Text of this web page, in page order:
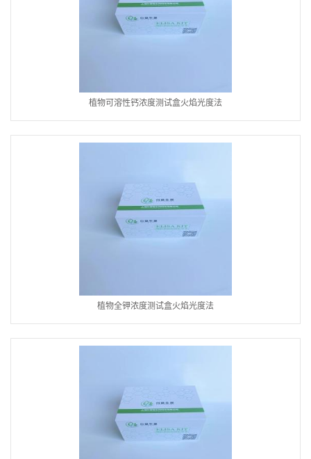
植物可溶性钙浓度测试盒火焰光度法
植物全钾浓度测试盒火焰光度法